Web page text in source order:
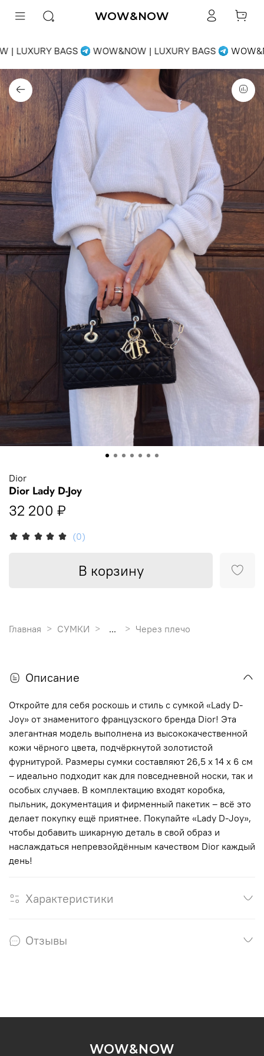
WOW&NOW
| LUXURY BAGS WOW&NOW | LUXURY BAGS
(0)
Dior
Dior Lady D-Joy
32 200 ₽
В корзину
Главная СУМКИ ... Через плечо
Описание
Откройте для себя роскошь и стиль с сумкой «Lady D-
Joy» от знаменитого французского бренда Dior! Эта
элегантная модель выполнена из высококачественной
кожи чёрного цвета, подчёркнутой золотистой
фурнитурой. Размеры сумки составляют 26,5 x 14 x 6 см
– идеально подходит как для повседневной носки, так и
особых случаев. В комплектацию входят коробка,
пыльник, документация и фирменный пакетик – всё это
делает покупку ещё приятнее. Покупайте «Lady D-Joy»,
чтобы добавить шикарную деталь в свой образ и
наслаждаться непревзойдённым качеством Dior каждый
день!
Характеристики
Отзывы
WOW&NOW